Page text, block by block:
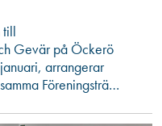
till
Gevär på Öckerö
arrangerar
Föreningsträ…